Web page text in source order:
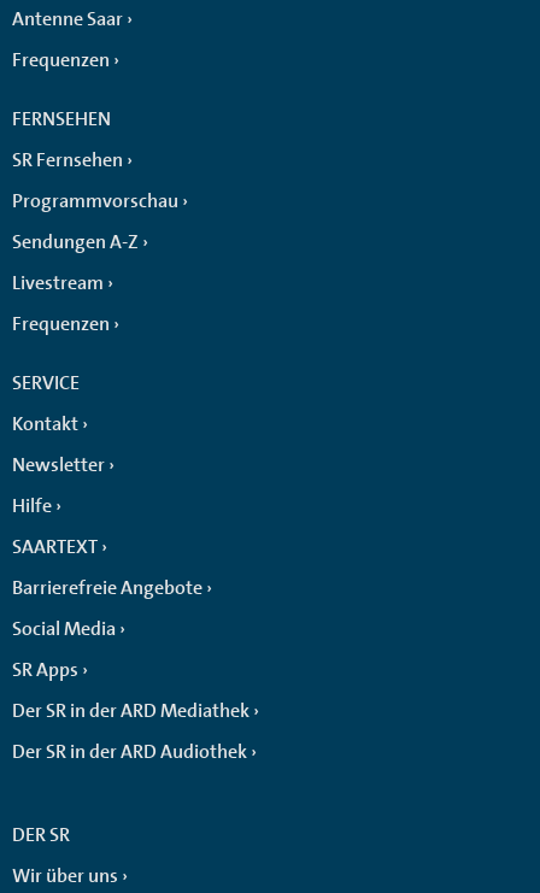
Antenne Saar
Frequenzen
FERNSEHEN
SR Fernsehen
Programmvorschau
Sendungen A-Z
Livestream
Frequenzen
SERVICE
Kontakt
Newsletter
Hilfe
SAARTEXT
Barrierefreie Angebote
Social Media
SR Apps
Der SR in der ARD Mediathek
Der SR in der ARD Audiothek
DER SR
Wir über uns